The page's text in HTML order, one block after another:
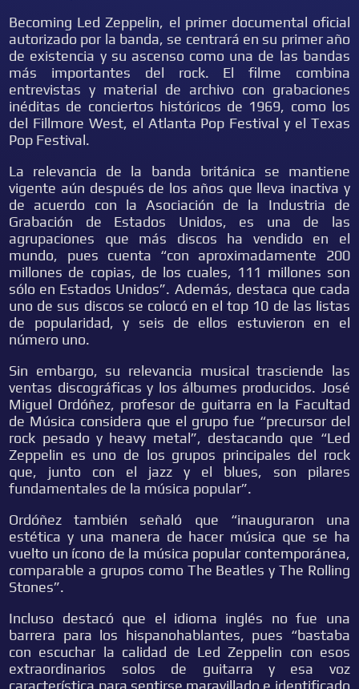
Becoming Led Zeppelin, el primer documental oficial
autorizado por la banda, se centrará en su primer año
de existencia y su ascenso como una de las bandas
más importantes del rock. El filme combina
entrevistas y material de archivo con grabaciones
inéditas de conciertos históricos de 1969, como los
del Fillmore West, el Atlanta Pop Festival y el Texas
Pop Festival.
La relevancia de la banda británica se mantiene
vigente aún después de los años que lleva inactiva y
de acuerdo con la Asociación de la Industria de
Grabación de Estados Unidos, es una de las
agrupaciones que más discos ha vendido en el
mundo, pues cuenta “con aproximadamente 200
millones de copias, de los cuales, 111 millones son
sólo en Estados Unidos”. Además, destaca que cada
uno de sus discos se colocó en el top 10 de las listas
de popularidad, y seis de ellos estuvieron en el
número uno.
Sin embargo, su relevancia musical trasciende las
ventas discográficas y los álbumes producidos. José
Miguel Ordóñez, profesor de guitarra en la Facultad
de Música considera que el grupo fue “precursor del
rock pesado y heavy metal”, destacando que “Led
Zeppelin es uno de los grupos principales del rock
que, junto con el jazz y el blues, son pilares
fundamentales de la música popular”.
Ordóñez también señaló que “inauguraron una
estética y una manera de hacer música que se ha
vuelto un ícono de la música popular contemporánea,
comparable a grupos como The Beatles y The Rolling
Stones”.
Incluso destacó que el idioma inglés no fue una
barrera para los hispanohablantes, pues “bastaba
con escuchar la calidad de Led Zeppelin con esos
extraordinarios solos de guitarra y esa voz
característica para sentirse maravillado e identificado